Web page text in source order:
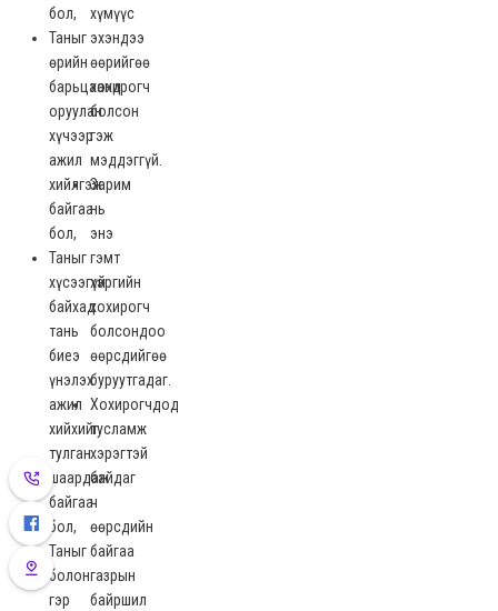
бол,
Таныг
өрийн
барьцаанд
оруулан
хүчээр
ажил
хийлгэж
байгаа
бол,
Таныг
хүсээгүй
байхад
тань
биеэ
үнэлэх
ажил
хийхийг
тулган
шаардаж
байгаа
бол,
Таныг
болон
гэр
хүмүүс
эхэндээ
өөрийгөө
хохирогч
болсон
гэж
мэддэггүй.
Зарим
нь
энэ
гэмт
хэргийн
хохирогч
болсондоо
өөрсдийгөө
буруутгадаг.
Хохирогчдод
тусламж
хэрэгтэй
байдаг
ч
өөрсдийн
байгаа
газрын
байршил